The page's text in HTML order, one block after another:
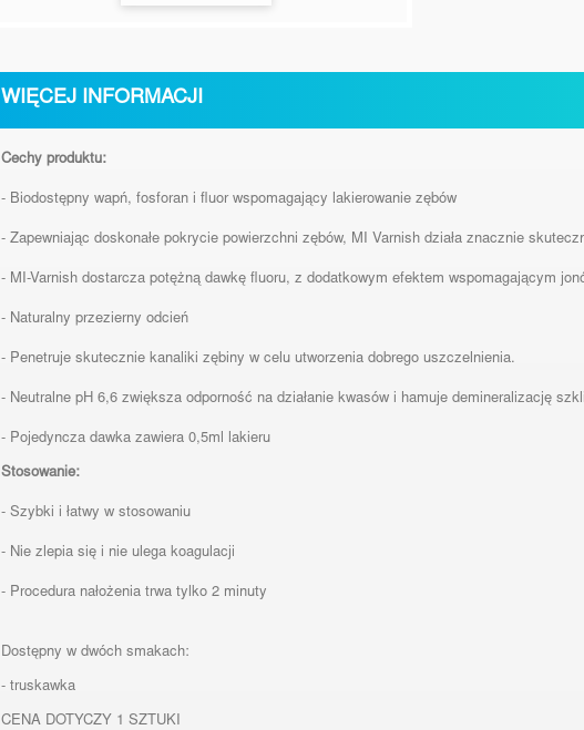
WIĘCEJ INFORMACJI
Cechy produktu:
- Biodostępny wapń, fosforan i fluor wspomagający lakierowanie zębów
- Zapewniając doskonałe pokrycie powierzchni zębów, MI Varnish działa znacznie
- MI-Varnish dostarcza potężną dawkę fluoru, z dodatkowym efektem wspomagającym
- Naturalny przezierny odcień
- Penetruje skutecznie kanaliki zębiny w celu utworzenia dobrego uszczelnienia.
- Neutralne pH 6,6 zwiększa odporność na działanie kwasów i hamuje demineralizację
- Pojedyncza dawka zawiera 0,5ml lakieru
Stosowanie:
- Szybki i łatwy w stosowaniu
- Nie zlepia się i nie ulega koagulacji
- Procedura nałożenia trwa tylko 2 minuty
Dostępny w dwóch smakach:
- truskawka
CENA DOTYCZY 1 SZTUKI